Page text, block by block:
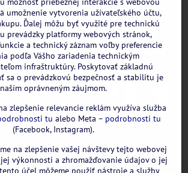
GOOGLE recenzie:
umožnenie vytvorenia užívateľského účtu,
Ďalej môžu byť využité pre technickú
prevádzky platformy webových stránok,
a technický záznam voľby preferencie
podľa Vášho zariadenia technickým
infraštruktúry. Poskytovať základnú
sa o prevádzkovú bezpečnosť a stabilitu je
naším oprávneným záujmom.
zlepšenie relevancie reklám využíva služba
tu alebo Meta – podrobnosti tu
(Facebook, Instagram).
na zlepšenie vašej návštevy tejto webovej
výkonnosti a zhromažďovanie údajov o jej
účel môžeme použiť nástroje a služby